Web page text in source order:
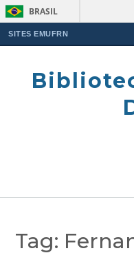
BRASIL
SITES EMUFRN
Tag: